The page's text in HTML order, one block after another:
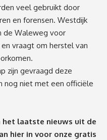
veel gebruikt door
en forensen. Westdijk
de Waleweg voor
vraagt om herstel van
zijn gevraagd deze
nog niet met een officiële
het laatste nieuws uit de
hier in voor onze gratis